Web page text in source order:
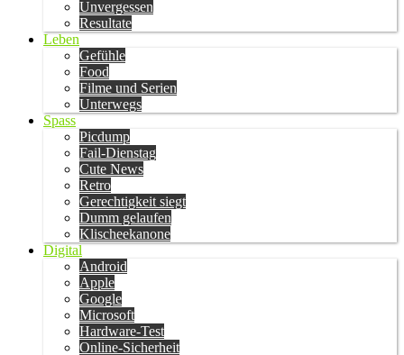
Unvergessen
Resultate
Leben
Gefühle
Food
Filme und Serien
Unterwegs
Spass
Picdump
Fail-Dienstag
Cute News
Retro
Gerechtigkeit siegt
Dumm gelaufen
Klischeekanone
Digital
Android
Apple
Google
Microsoft
Hardware-Test
Online-Sicherheit